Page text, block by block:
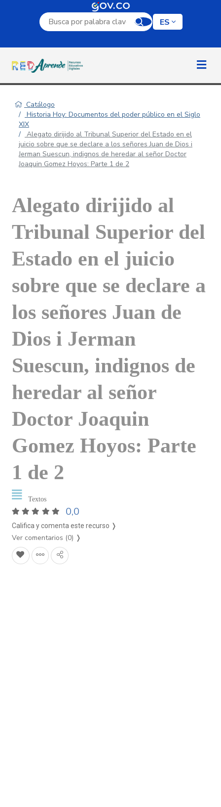
Campo de búsqueda por palabra clave
ES
Catálogo
Historia Hoy: Documentos del poder público en el Siglo
XIX
Alegato dirijido al Tribunal Superior del Estado en el
juicio sobre que se declare a los señores Juan de Dios i
Jerman Suescun, indignos de heredar al señor Doctor
Joaquin Gomez Hoyos: Parte 1 de 2
Alegato dirijido al
Tribunal Superior del
Estado en el juicio
sobre que se declare a
los señores Juan de
Dios i Jerman
Suescun, indignos de
heredar al señor
Doctor Joaquin
Gomez Hoyos: Parte
1 de 2
Textos
0,0
Califica y comenta este recurso ❭
Ver comentarios (0) ❭